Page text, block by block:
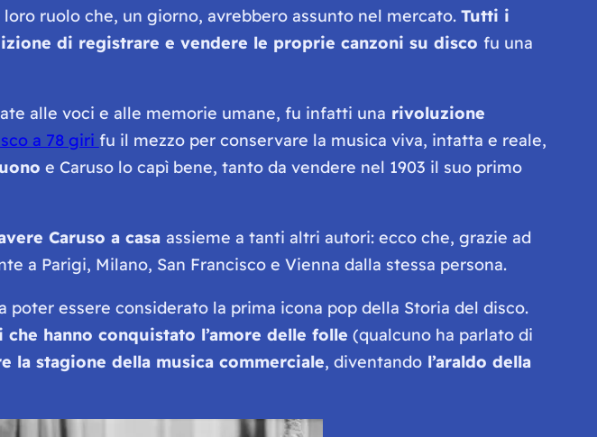
ruolo che, un giorno, avrebbero assunto nel mercato. Tutti i
di registrare e vendere le proprie canzoni su disco fu una
alle voci e alle memorie umane, fu infatti una rivoluzione
a 78 giri fu il mezzo per conservare la musica viva, intatta e reale,
e Caruso lo capì bene, tanto da vendere nel 1903 il suo primo
Caruso a casa assieme a tanti altri autori: ecco che, grazie ad
a Parigi, Milano, San Francisco e Vienna dalla stessa persona.
poter essere considerato la prima icona popdella Storia del disco.
hanno conquistato l’amore delle folle (qualcuno ha parlato di
la stagione della musica commerciale, diventandol’araldo della